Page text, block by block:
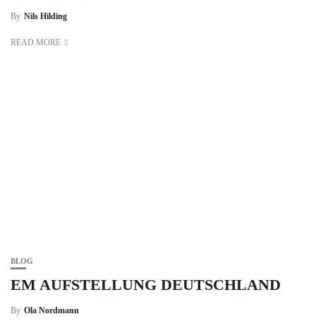
By Nils Hilding
READ MORE
BLOG
EM AUFSTELLUNG DEUTSCHLAND
By Ola Nordmann